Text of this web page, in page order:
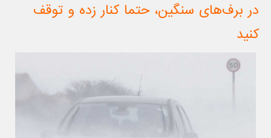
در برف‌های سنگین، حتما کنار زده و توقف
کنید